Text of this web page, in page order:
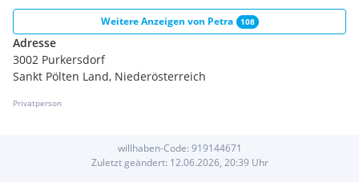
Weitere Anzeigen von Petra 108
Adresse
3002 Purkersdorf
Sankt Pölten Land, Niederösterreich
Privatperson
willhaben-Code: 919144671
Zuletzt geändert: 12.06.2026, 20:39 Uhr